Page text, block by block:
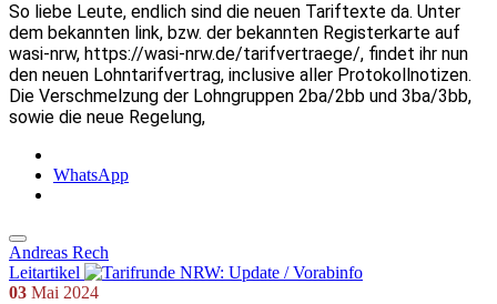
So liebe Leute, endlich sind die neuen Tariftexte da. Unter
dem bekannten link, bzw. der bekannten Registerkarte auf
wasi-nrw, https://wasi-nrw.de/tarifvertraege/, findet ihr nun
den neuen Lohntarifvertrag, inclusive aller Protokollnotizen.
Die Verschmelzung der Lohngruppen 2ba/2bb und 3ba/3bb,
sowie die neue Regelung,
WhatsApp
Andreas Rech
Leitartikel
03 Mai 2024